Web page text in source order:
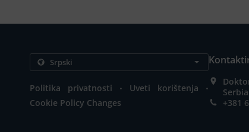
Politika privatnosti . Uveti korištenja .
Cookie Policy Changes
Serbia
+381